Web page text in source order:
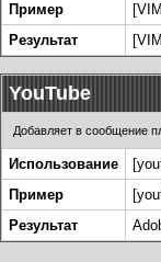
Пример
Результат
YouTube
Добавляет в сообщение
Использование
Пример
Результат